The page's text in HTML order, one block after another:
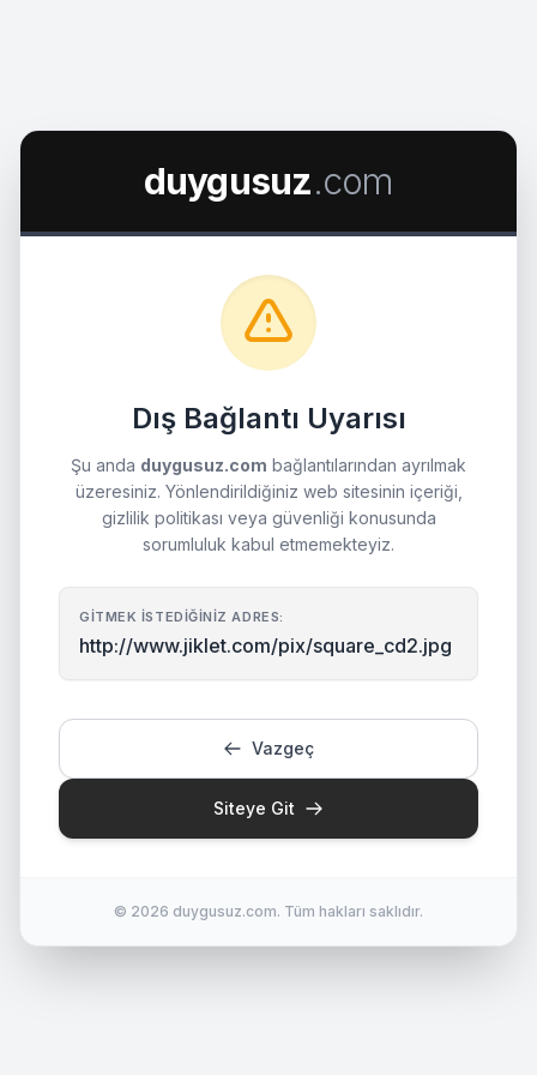
duygusuz.com
Dış Bağlantı Uyarısı
Şu anda duygusuz.com bağlantılarından ayrılmak
üzeresiniz. Yönlendirildiğiniz web sitesinin içeriği,
gizlilik politikası veya güvenliği konusunda
sorumluluk kabul etmemekteyiz.
GITMEK İSTEDIĞINIZ ADRES:
http://www.jiklet.com/pix/square_cd2.jpg
Vazgeç
Siteye Git
© 2026 duygusuz.com. Tüm hakları saklıdır.